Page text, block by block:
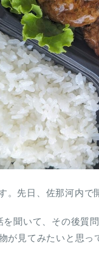
。先日、佐那河内で
聞いて、その後質
が見てみたいと思